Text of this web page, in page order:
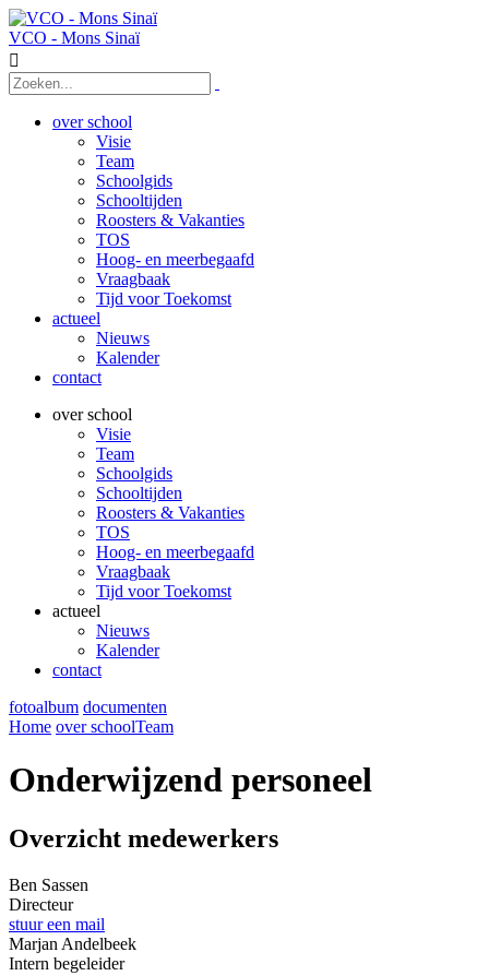
VCO - Mons Sinaï

over school
Visie
Team
Schoolgids
Schooltijden
Roosters & Vakanties
TOS
Hoog- en meerbegaafd
Vraagbaak
Tijd voor Toekomst
actueel
Nieuws
Kalender
contact
over school
Visie
Team
Schoolgids
Schooltijden
Roosters & Vakanties
TOS
Hoog- en meerbegaafd
Vraagbaak
Tijd voor Toekomst
actueel
Nieuws
Kalender
contact
fotoalbum documenten
Home over schoolTeam
Onderwijzend personeel
Overzicht medewerkers
Ben Sassen
Directeur
stuur een mail
Marjan Andelbeek
Intern begeleider